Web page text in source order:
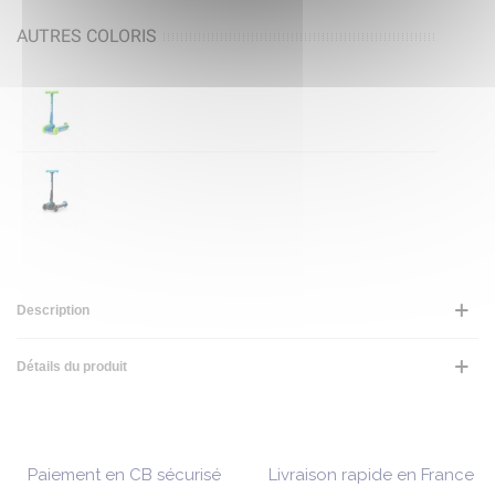
AUTRES COLORIS
Description
Détails du produit
Paiement en CB sécurisé
Livraison rapide en France